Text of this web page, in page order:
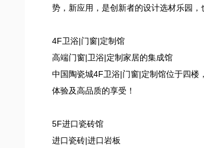
势，新应用，是创新者的设计选材乐园，
4F卫浴|门窗|定制馆
高端门窗|卫浴|定制家居的集成馆
中国陶瓷城4F卫浴|门窗|定制馆位于四楼
体验及高品质的享受！
5F进口瓷砖馆
进口瓷砖|进口岩板